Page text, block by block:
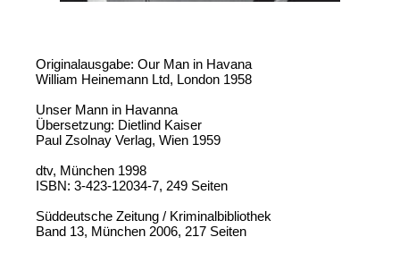
Originalausgabe: Our Man in Havana
William Heinemann Ltd, London 1958
Unser Mann in Havanna
Übersetzung: Dietlind Kaiser
Paul Zsolnay Verlag, Wien 1959
dtv, München 1998
ISBN: 3-423-12034-7, 249 Seiten
Süddeutsche Zeitung / Kriminalbibliothek
Band 13, München 2006, 217 Seiten